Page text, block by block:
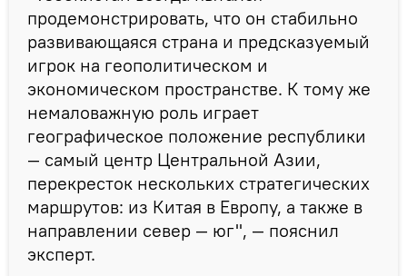
продемонстрировать, что он стабильно
развивающаяся страна и предсказуемый
игрок на геополитическом и
экономическом пространстве. К тому же
немаловажную роль играет
географическое положение республики
— самый центр Центральной Азии,
перекресток нескольких стратегических
маршрутов: из Китая в Европу, а также в
направлении север — юг", — пояснил
эксперт.